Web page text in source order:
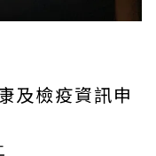
及檢疫資訊申